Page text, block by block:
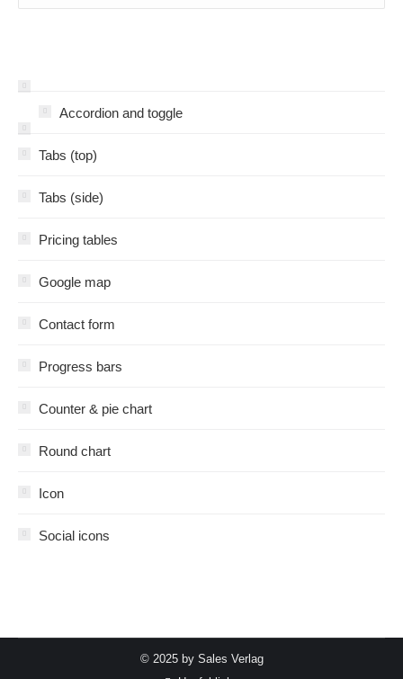
Accordion and toggle
Tabs (top)
Tabs (side)
Pricing tables
Google map
Contact form
Progress bars
Counter & pie chart
Round chart
Icon
Social icons
© 2025 by Sales Verlag